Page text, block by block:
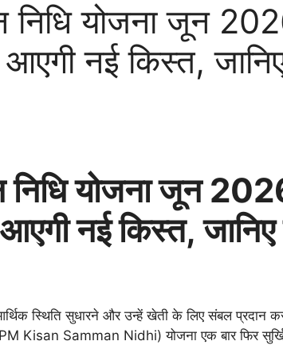
निधि योजना जून
नई किस्त,
निधि योजना जून
नई किस्त, जानिए
स्थिति सुधारने और उन्हें खेती के लिए संबल प्रदान
Kisan Samman Nidhi) योजना एक बार फिर